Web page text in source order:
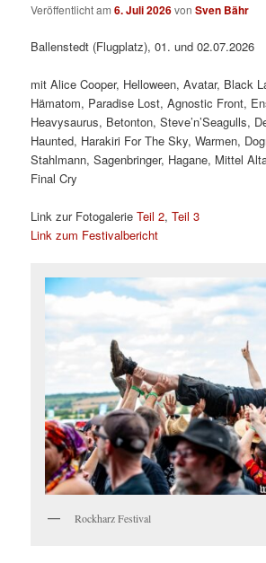
Veröffentlicht am6. Juli 2026vonSven Bähr
Ballenstedt (Flugplatz), 01. und 02.07.2026
mit Alice Cooper, Helloween, Avatar, Black
Hämatom, Paradise Lost, Agnostic Front,
Heavysaurus, Betonton, Steve’n’Seagulls,
Haunted, Harakiri For The Sky, Warmen,
Stahlmann, Sagenbringer, Hagane, Mittel
Final Cry
Link zur FotogalerieTeil 2,Teil 3
Link zum Festivalbericht
Rockharz Festival